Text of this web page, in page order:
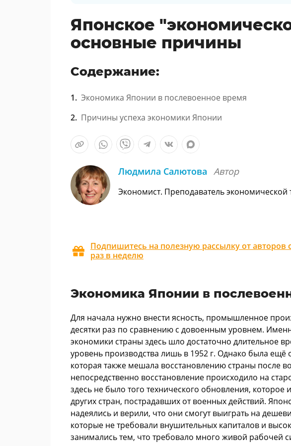
Японское
основные причины
Содержание:
Экономика Японии в послевоенное время
Причины успеха экономики Японии
Людмила Салютова Автор
Экономист. Преподаватель экономической
Подпишитесь на полезную рассылку от
раз в неделю
Экономика Японии в
Для начала нужно внести ясность, промышленное
десятки раз по сравнению с довоенным уровнем.
экономики страны здесь шло достаточно длительное
уровень производства лишь в 1952 г. Однако была ещё
которая также мешала восстановлению страны после
непосредственно восстановление происходило на
здесь не было того технического обновления, которое
других стран, пострадавших от военных действий.
надеялись и верили, что они смогут выиграть на
которые не требовали внушительных капиталов и
занимались тем, что требовало много живой рабочей